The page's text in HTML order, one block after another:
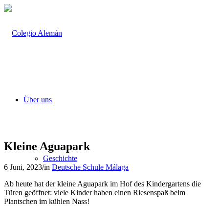
Über uns
Geschichte
Kleine Aguapark
6 Juni, 2023/in Deutsche Schule Málaga
Ab heute hat der kleine Aguapark im Hof des Kindergartens die
Türen geöffnet: viele Kinder haben einen Riesenspaß beim
Plantschen im kühlen Nass!